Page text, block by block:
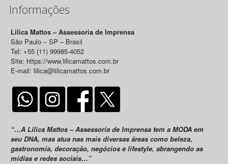
Informações
Lilica Mattos – Assessoria de Imprensa
São Paulo – SP – Brasil
Tel: +55 (11) 99985-4052
Site: https://www.lilicamattos.com.br
E-mail: lilica@lilicamattos.com.br
“…A Lilica Mattos – Assessoria de Imprensa tem a MODA em
seu DNA, mas atua nas mais diversas áreas como beleza,
gastronomia, decoração, negócios e lifestyle, abrangendo as
mídias e redes sociais…”